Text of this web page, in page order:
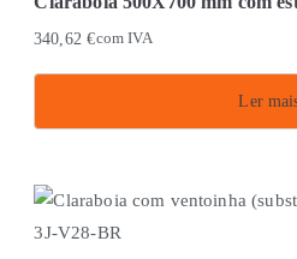
page
340,62€com IVA
Ler